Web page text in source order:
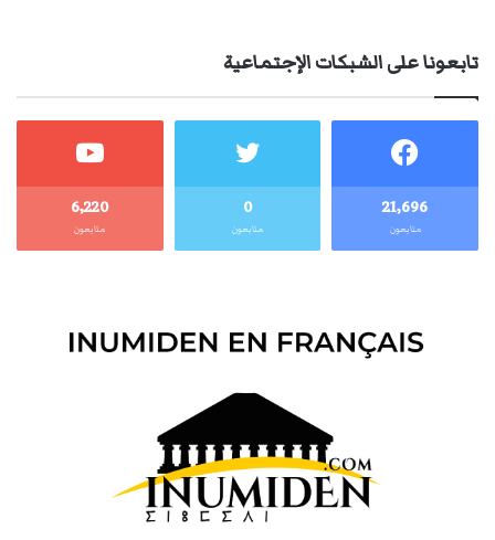
تابعونا على الشبكات الإجتماعية
21٬696
متابعون
0
متابعون
6٬220
متابعون